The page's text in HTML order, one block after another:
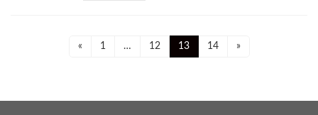
« Page
1 … Page
12 Page
13 Page
14 »